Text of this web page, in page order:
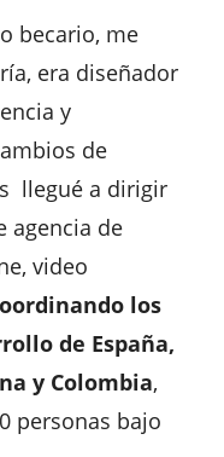
becario, me
era diseñador
y
de
llegué a dirigir
agencia de
video
los
de España,
y Colombia,
personas bajo